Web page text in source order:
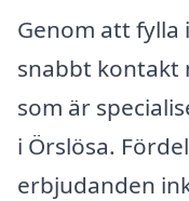
Genom att
snabbt kontakt
som är
i Örslösa.
erbjudanden